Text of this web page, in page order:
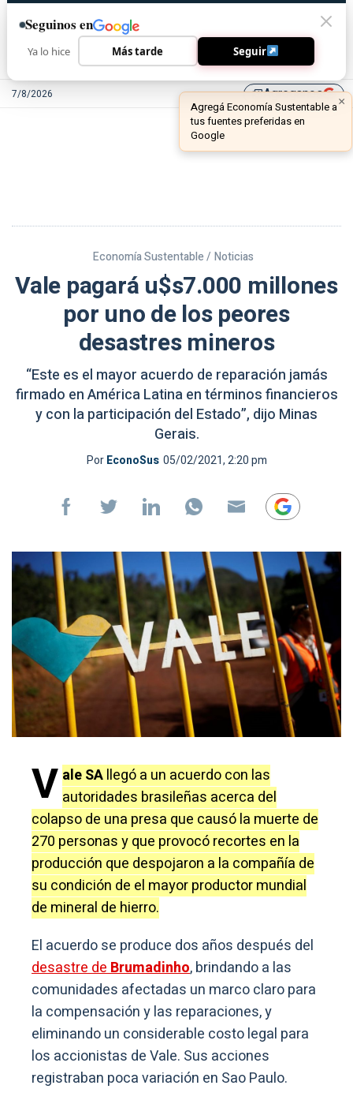
7/8/2026 library_addAgreganos
Economía Sustentable / Noticias
Vale pagará u$s7.000 millones
por uno de los peores
desastres mineros
“Este es el mayor acuerdo de reparación jamás
firmado en América Latina en términos financieros
y con la participación del Estado”, dijo Minas
Gerais.
PorEconoSus 05/02/2021, 2:20 pm
V ale SAllegó a un acuerdo con las
autoridades brasileñas acerca del
colapso de una presa que causó la muerte de
270 personas y que provocó recortes en la
producción que despojaron a la compañía de
su condición de el mayor productor mundial
de mineral de hierro.
El acuerdo se produce dos años después del
desastre deBrumadinho, brindando a las
comunidades afectadas un marco claro para
la compensación y las reparaciones, y
eliminando un considerable costo legal para
los accionistas de Vale. Sus acciones
registraban poca variación en Sao Paulo.
Seguinos en
Ya lo hice Más tarde Seguir